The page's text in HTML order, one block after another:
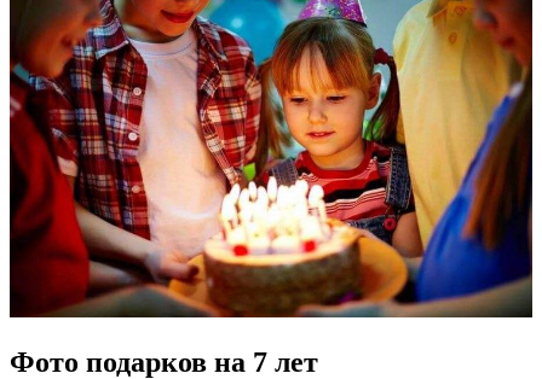
Фото подарков на 7 лет